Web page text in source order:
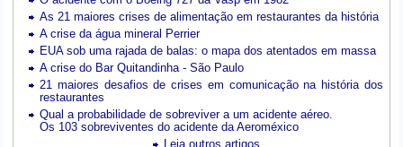
As 21 maiores crises de alimentação em restaurantes da história
A crise da água mineral Perrier
EUA sob uma rajada de balas: o mapa dos atentados em massa
A crise do Bar Quitandinha - São Paulo
21 maiores desafios de crises em comunicação na história dos
restaurantes
Qual a probabilidade de sobreviver a um acidente aéreo.
Os 103 sobreviventes do acidente da Aeroméxico
Leia outros artigos